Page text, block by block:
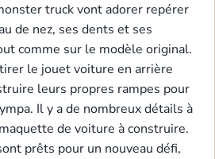
truck vont adorer repérer
de nez, ses dents et ses
comme sur le modèle original.
le jouet voiture en arrière
leurs propres rampes pour
Il y a de nombreux détails à
de voiture à construire.
prêts pour un nouveau défi,